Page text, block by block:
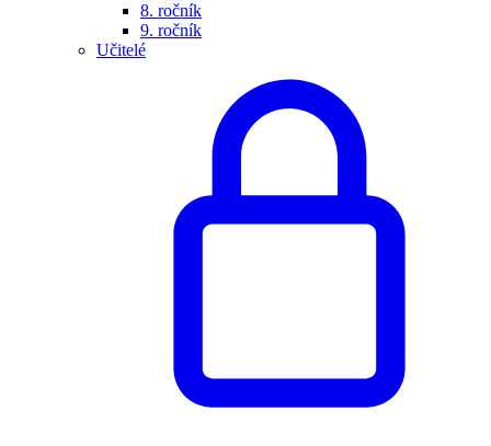
8. ročník
9. ročník
Učitelé